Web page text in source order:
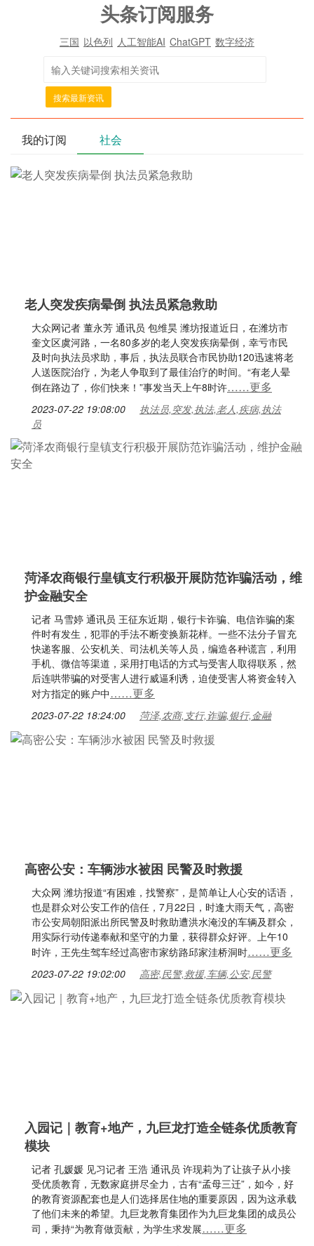
头条订阅服务
三国 以色列 人工智能AI ChatGPT 数字经济
搜索最新资讯
我的订阅 社会
老人突发疾病晕倒 执法员紧急救助
大众网记者 董永芳 通讯员 包维昊 潍坊报道近日，在潍坊市
奎文区虞河路，一名80多岁的老人突发疾病晕倒，幸亏市民
及时向执法员求助，事后，执法员联合市民协助120迅速将老
人送医院治疗，为老人争取到了最佳治疗的时间。“有老人晕
倒在路边了，你们快来！”事发当天上午8时许……更多
2023-07-22 19:08:00
执法员,突发,执法,老人,疾病,执法
员
菏泽农商银行皇镇支行积极开展防范诈骗活动，维
护金融安全
记者 马雪婷 通讯员 王征东近期，银行卡诈骗、电信诈骗的案
件时有发生，犯罪的手法不断变换新花样。一些不法分子冒充
快递客服、公安机关、司法机关等人员，编造各种谎言，利用
手机、微信等渠道，采用打电话的方式与受害人取得联系，然
后连哄带骗的对受害人进行威逼利诱，迫使受害人将资金转入
对方指定的账户中……更多
2023-07-22 18:24:00 菏泽,农商,支行,诈骗,银行,金融
高密公安：车辆涉水被困 民警及时救援
大众网 潍坊报道“有困难，找警察”，是简单让人心安的话语，
也是群众对公安工作的信任，7月22日，时逢大雨天气，高密
市公安局朝阳派出所民警及时救助遭洪水淹没的车辆及群众，
用实际行动传递奉献和坚守的力量，获得群众好评。上午10
时许，王先生驾车经过高密市家纺路邱家洼桥洞时……更多
2023-07-22 19:02:00 高密,民警,救援,车辆,公安,民警
入园记｜教育+地产，九巨龙打造全链条优质教育
模块
记者 孔媛媛 见习记者 王浩 通讯员 许现莉为了让孩子从小接
受优质教育，无数家庭拼尽全力，古有“孟母三迁”，如今，好
的教育资源配套也是人们选择居住地的重要原因，因为这承载
了他们未来的希望。九巨龙教育集团作为九巨龙集团的成员公
司，秉持“为教育做贡献，为学生求发展……更多